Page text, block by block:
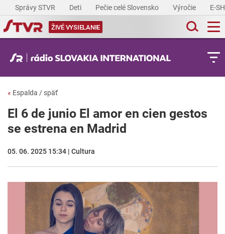
Správy STVR Deti Pečie celé Slovensko Výročie E-
ŽIVÉ VYSIELANIE
« Espalda / späť
El 6 de junio El amor en cien gestos
se estrena en Madrid
05. 06. 2025 15:34 | Cultura